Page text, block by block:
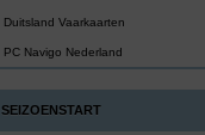
Duitsland Vaarkaarten
PC Navigo Nederland
SEIZOENSTART